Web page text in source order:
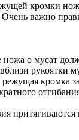
кромки
важно
ножа о мусат
рукоятки
кромка
притягиваются